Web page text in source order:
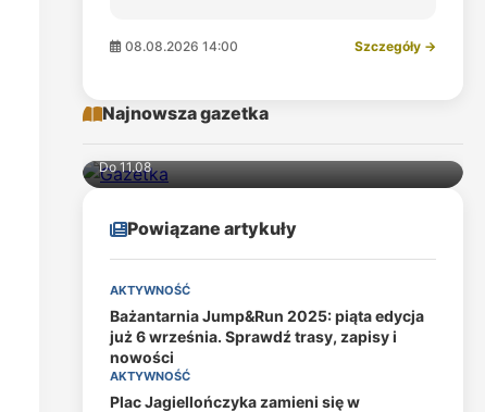
08.08.2026 14:00 Szczegóły →
Najnowsza gazetka
Do 11.08
Powiązane artykuły
AKTYWNOŚĆ
Bażantarnia Jump&Run 2025: piąta edycja
już 6 września. Sprawdź trasy, zapisy i
nowości
AKTYWNOŚĆ
Plac Jagiellończyka zamieni się w